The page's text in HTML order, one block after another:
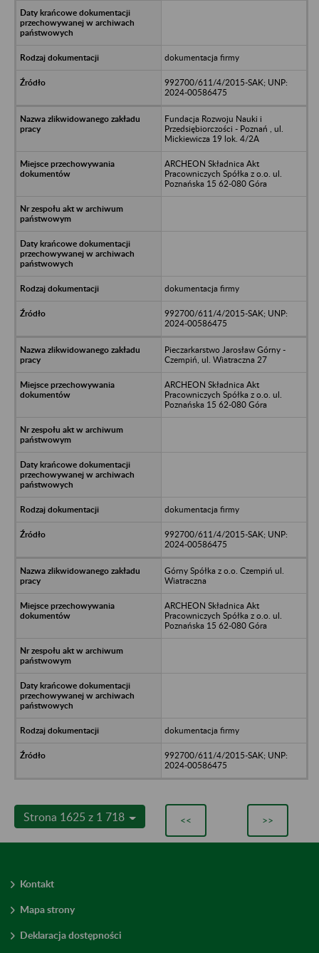
dokumentacja firmy
992700/611/4/2015-SAK; UNP:
2024-00586475
Fundacja Rozwoju Nauki i
Przedsiębiorczości - Poznań , ul.
Mickiewicza 19 lok. 4/2A
ARCHEON Składnica Akt
Pracowniczych Spółka z o.o. ul.
Poznańska 15 62-080 Góra
dokumentacja firmy
992700/611/4/2015-SAK; UNP:
2024-00586475
Pieczarkarstwo Jarosław Górny -
Czempiń, ul. Wiatraczna 27
ARCHEON Składnica Akt
Pracowniczych Spółka z o.o. ul.
Poznańska 15 62-080 Góra
dokumentacja firmy
992700/611/4/2015-SAK; UNP:
2024-00586475
Górny Spółka z o.o. Czempiń ul.
Wiatraczna
ARCHEON Składnica Akt
Pracowniczych Spółka z o.o. ul.
Poznańska 15 62-080 Góra
dokumentacja firmy
992700/611/4/2015-SAK; UNP:
2024-00586475
Strona 1625 z 1 718 << >>
Kontakt
Mapa strony
Deklaracja dostępności